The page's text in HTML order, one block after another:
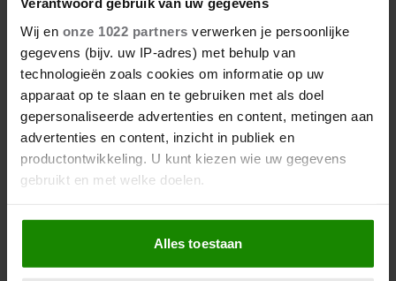
Wij en onze 1022 partners verwerken je persoonlijke
gegevens (bijv. uw IP-adres) met behulp van
technologieën zoals cookies om informatie op uw
apparaat op te slaan en te gebruiken met als doel
gepersonaliseerde advertenties en content, metingen aan
advertenties en content, inzicht in publiek en
productontwikkeling. U kunt kiezen wie uw gegevens
gebruikt en met welke doelen.
Als u het toestaat, willen we ook graag:
Informatie verzamelen over uw geografische
locatie, die tot een paar meter nauwkeurig kan zijn
Alles toestaan